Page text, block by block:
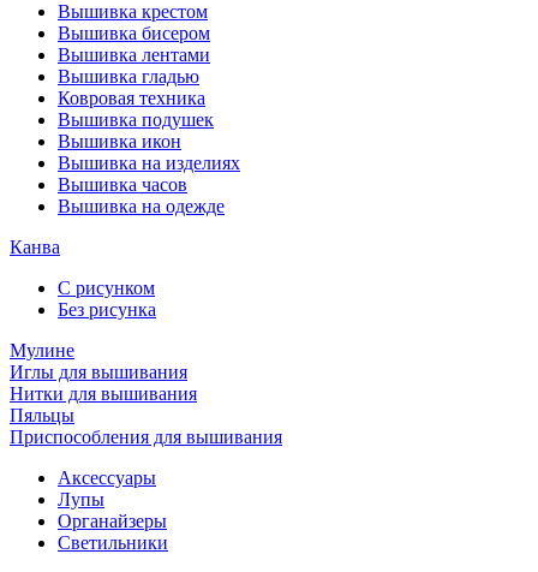
Вышивка крестом
Вышивка бисером
Вышивка лентами
Вышивка гладью
Ковровая техника
Вышивка подушек
Вышивка икон
Вышивка на изделиях
Вышивка часов
Вышивка на одежде
Канва
С рисунком
Без рисунка
Мулине
Иглы для вышивания
Нитки для вышивания
Пяльцы
Приспособления для вышивания
Аксессуары
Лупы
Органайзеры
Светильники